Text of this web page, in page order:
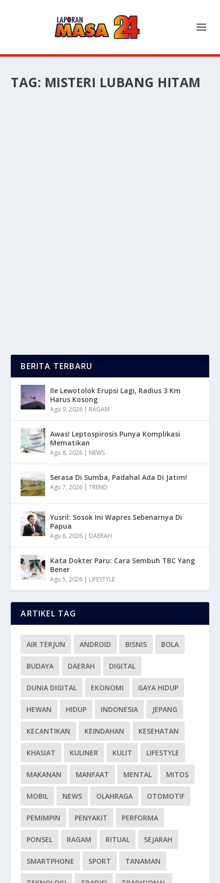
TAG: MISTERI LUBANG HITAM
BERITA TERBARU
Ile Lewotolok Erupsi Lagi, Radius 3 Km
Harus Kosong
Agu 9, 2026 | RAGAM
Awas! Leptospirosis Punya Komplikasi
Mematikan
Agu 8, 2026 | NEWS
Serasa Di Sumba, Padahal Ada Di Jatim!
Agu 7, 2026 |TREND
Yusril: Sosok Ini Wapres Sebenarnya Di
Papua
Agu 6, 2026 | DAERAH
Kata Dokter Paru: Cara Sembuh TBC Yang
Bener
Agu 5, 2026 | LIFESTYLE
ARTIKEL TAG
AIR TERJUN ANDROID BISNIS BOLA
BUDAYA DAERAH DIGITAL
DUNIA DIGITAL EKONOMI GAYA HIDUP
HEWAN HIDUP INDONESIA JEPANG
KECANTIKAN KEINDAHAN KESEHATAN
KHASIAT KULINER KULIT LIFESTYLE
MAKANAN MANFAAT MENTAL MITOS
MOBIL NEWS OLAHRAGA OTOMOTIF
PEMIMPIN PENYAKIT PERFORMA
PONSEL RAGAM RITUAL SEJARAH
SMARTPHONE SPORT TANAMAN